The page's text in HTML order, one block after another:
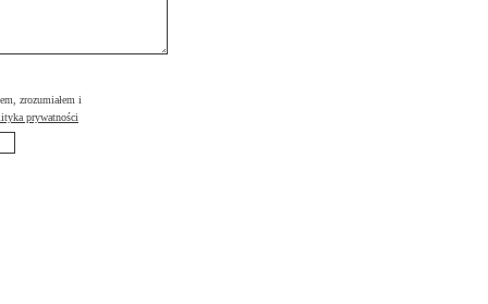
zrozumiałem i
prywatności